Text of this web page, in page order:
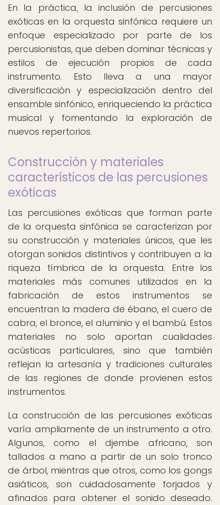
En la práctica, la inclusión de percusiones
exóticas en la orquesta sinfónica requiere un
enfoque especializado por parte de los
percusionistas, que deben dominar técnicas y
estilos de ejecución propios de cada
instrumento. Esto lleva a una mayor
diversificación y especialización dentro del
ensamble sinfónico, enriqueciendo la práctica
musical y fomentando la exploración de
nuevos repertorios.
Construcción y materiales
característicos de las percusiones
exóticas
Las percusiones exóticas que forman parte
de la orquesta sinfónica se caracterizan por
su construcción y materiales únicos, que les
otorgan sonidos distintivos y contribuyen a la
riqueza tímbrica de la orquesta. Entre los
materiales más comunes utilizados en la
fabricación de estos instrumentos se
encuentran la madera de ébano, el cuero de
cabra, el bronce, el aluminio y el bambú. Estos
materiales no solo aportan cualidades
acústicas particulares, sino que también
reflejan la artesanía y tradiciones culturales
de las regiones de donde provienen estos
instrumentos.
La construcción de las percusiones exóticas
varía ampliamente de un instrumento a otro.
Algunos, como el djembe africano, son
tallados a mano a partir de un solo tronco
de árbol, mientras que otros, como los gongs
asiáticos, son cuidadosamente forjados y
afinados para obtener el sonido deseado.